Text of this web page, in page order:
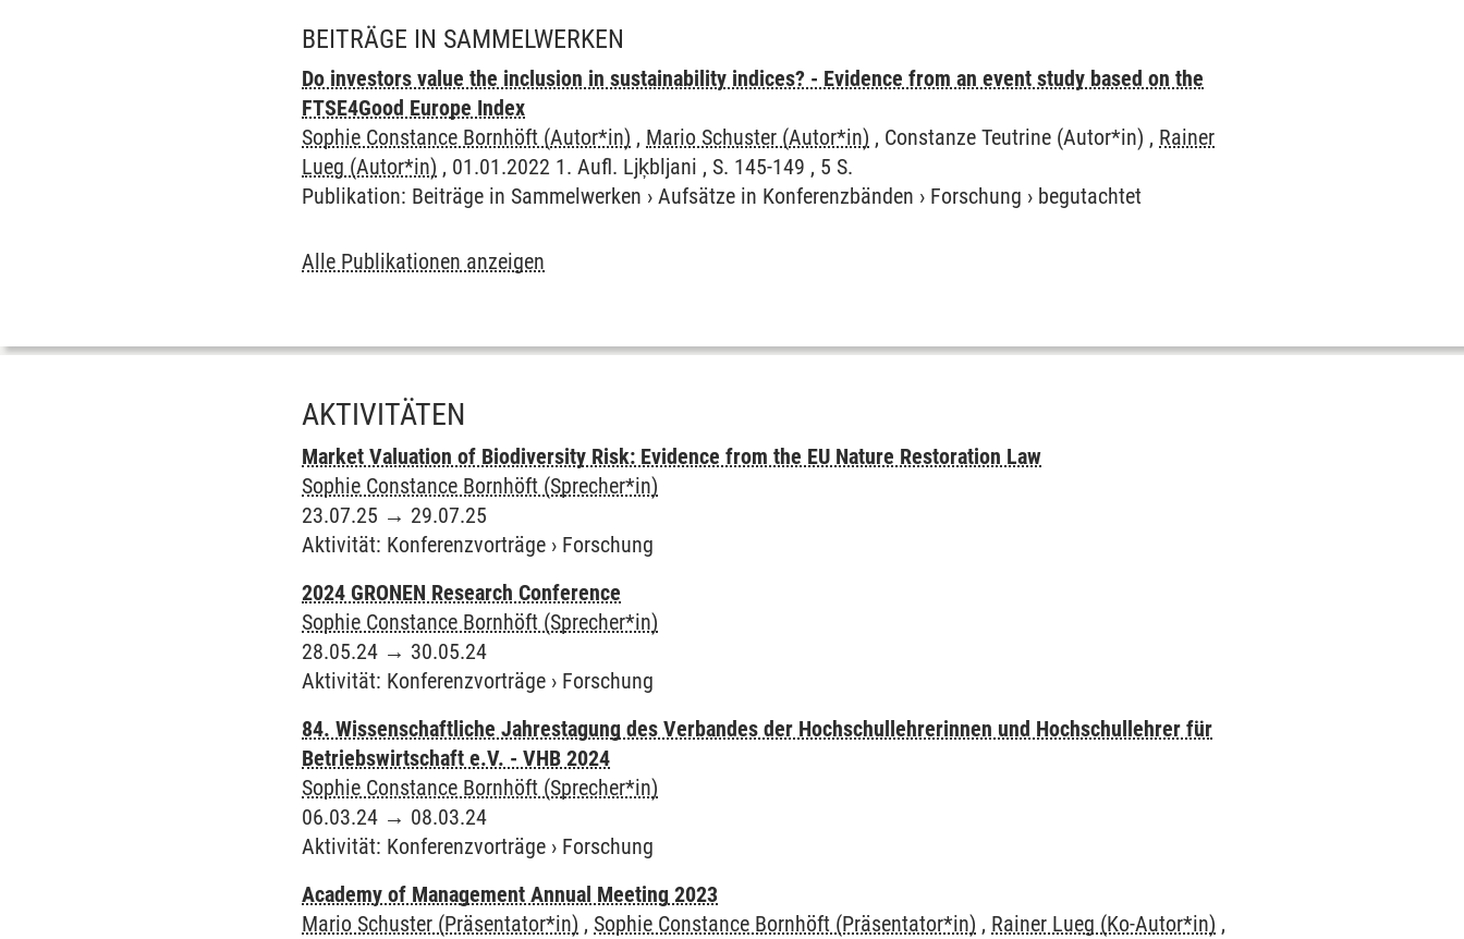
BEITRÄGE IN SAMMELWERKEN
Do investors value the inclusion in sustainability indices? - Evidence from an event study based on the
FTSE4Good Europe Index
Sophie Constance Bornhöft (Autor*in) , Mario Schuster (Autor*in) , Constanze Teutrine (Autor*in) , Rainer
Lueg (Autor*in) , 01.01.2022 1. Aufl. Ljķbljani , S. 145-149 , 5 S.
Publikation: Beiträge in Sammelwerken ›Aufsätze in Konferenzbänden › Forschung › begutachtet
Alle Publikationen anzeigen
AKTIVITÄTEN
Market Valuation of Biodiversity Risk: Evidence from the EU Nature Restoration Law
Sophie Constance Bornhöft (Sprecher*in)
23.07.25 → 29.07.25
Aktivität: Konferenzvorträge › Forschung
2024 GRONEN Research Conference
Sophie Constance Bornhöft (Sprecher*in)
28.05.24 → 30.05.24
Aktivität: Konferenzvorträge › Forschung
84. Wissenschaftliche Jahrestagung des Verbandes der Hochschullehrerinnen und Hochschullehrer für
Betriebswirtschaft e.V. - VHB 2024
Sophie Constance Bornhöft (Sprecher*in)
06.03.24 → 08.03.24
Aktivität: Konferenzvorträge › Forschung
Academy of Management Annual Meeting 2023
Mario Schuster (Präsentator*in) , Sophie Constance Bornhöft (Präsentator*in) , Rainer Lueg (Ko-Autor*in) ,